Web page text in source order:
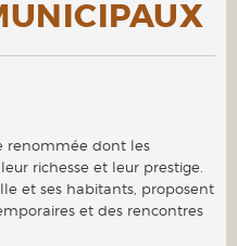
renommée dont les
richesse et leur prestige.
et ses habitants, proposent
et des rencontres